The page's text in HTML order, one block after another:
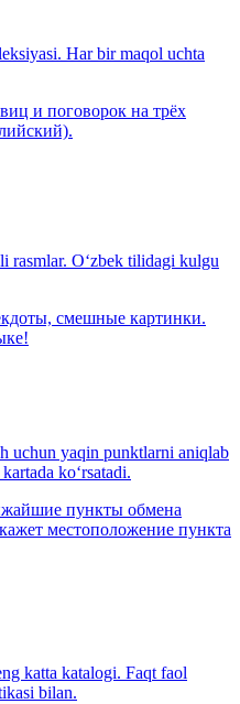
Har bir maqol uchta
и поговорок на трёх
rasmlar. O‘zbek tilidagi kulgu
смешные картинки.
uchun yaqin punktlarni aniqlab
ko‘rsatadi.
пункты обмена
местоположение пункта
katta katalogi. Faqt faol
bilan.